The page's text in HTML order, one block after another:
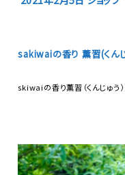
sakiwaiの香り 薫習(くん
skiwaiの香り薫習（くんじ